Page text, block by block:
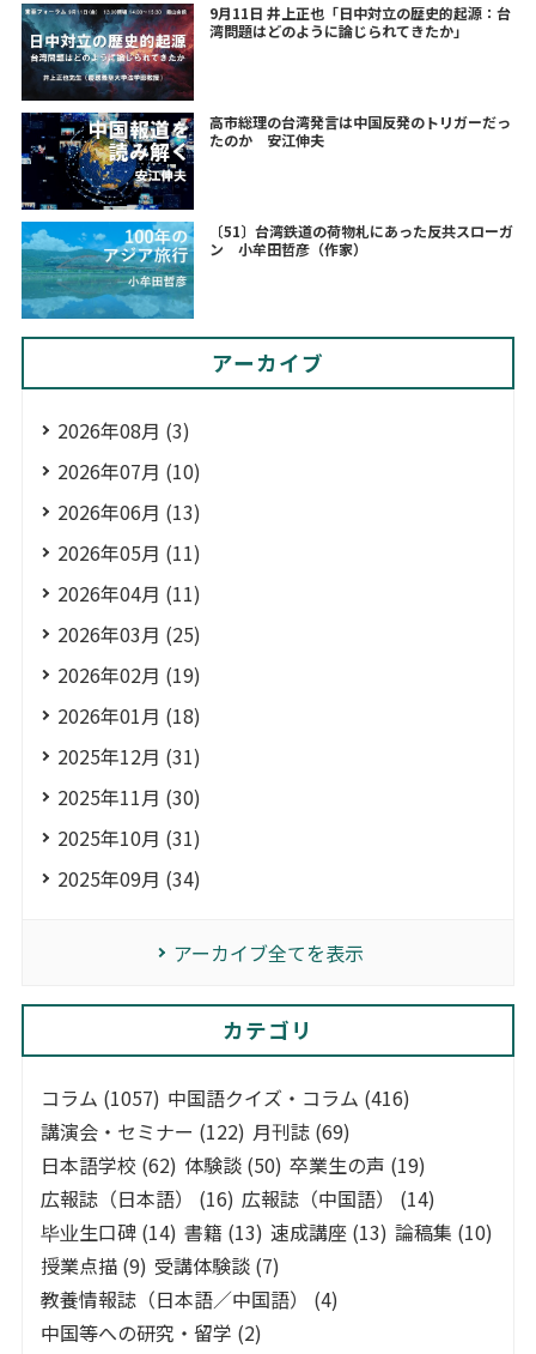
9月11日 井上正也「日中対立の歴史的起源：台
湾問題はどのように論じられてきたか」
高市総理の台湾発言は中国反発のトリガーだっ
たのか 安江伸夫
〔51〕台湾鉄道の荷物札にあった反共スローガ
ン 小牟田哲彦（作家）
アーカイブ
2026年08月 (3)
2026年07月 (10)
2026年06月 (13)
2026年05月 (11)
2026年04月 (11)
2026年03月 (25)
2026年02月 (19)
2026年01月 (18)
2025年12月 (31)
2025年11月 (30)
2025年10月 (31)
2025年09月 (34)
アーカイブ全てを表示
カテゴリ
コラム (1057) 中国語クイズ・コラム (416)
講演会・セミナー (122) 月刊誌 (69)
日本語学校 (62) 体験談 (50) 卒業生の声 (19)
広報誌（日本語） (16) 広報誌（中国語） (14)
毕业生口碑 (14) 書籍 (13) 速成講座 (13) 論稿集 (10)
授業点描 (9) 受講体験談 (7)
教養情報誌（日本語／中国語） (4)
中国等への研究・留学 (2)